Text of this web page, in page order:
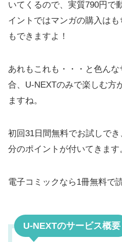
いてくるので、実質790円で
イントではマンガの購入は
もできますよ！
あれもこれも・・・と色ん
合、U-NEXTのみで楽しむ方
ますね。
初回31日間無料でお試しで
分のポイントが付いてきます
電子コミックなら1冊無料で
U-NEXTのサービス概要